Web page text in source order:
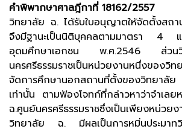
คำพิพากษาศาลฎีกาที่ 18162/2557
วิทยาลัย ฉ. ได้รับใบอนุญาตให้จัดตั้งสถ
จึงมีฐานะเป็นนิติบุคคลตามมาตรา 4
อุดมศึกษาเอกชน พ.ศ.2546 ส่ว
นครศรีธรรมราชเป็นหน่วยงานหนึ่งของวิ
จัดการศึกษานอกสถานที่ตั้งของวิทยาลั
เท่านั้น ตามฟ้องโจทก์ที่กล่าวหาว่าจำเลย
ฉ.ศูนย์นครศรีธรรมราชซึ่งเป็นเพียงหน่วย
วิทยาลัย ฉ. มีผลเป็นการหมิ่นประมา